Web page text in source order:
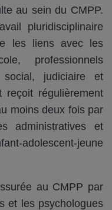
au sein du CMPP.
pluridisciplinaire
les liens avec les
professionnels
social, judiciaire et
régulièrement
moins deux fois par
administratives et
adolescent-jeune
au CMPP par
et les psychologues